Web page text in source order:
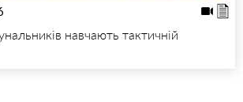
навчають тактичній